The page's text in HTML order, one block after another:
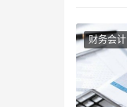
财务会计